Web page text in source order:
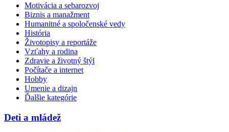
Motivácia a sebarozvoj
Biznis a manažment
Humanitné a spoločenské vedy
História
Životopisy a reportáže
Vzťahy a rodina
Zdravie a životný štýl
Počítače a internet
Hobby
Umenie a dizajn
Ďalšie kategórie
Deti a mládež